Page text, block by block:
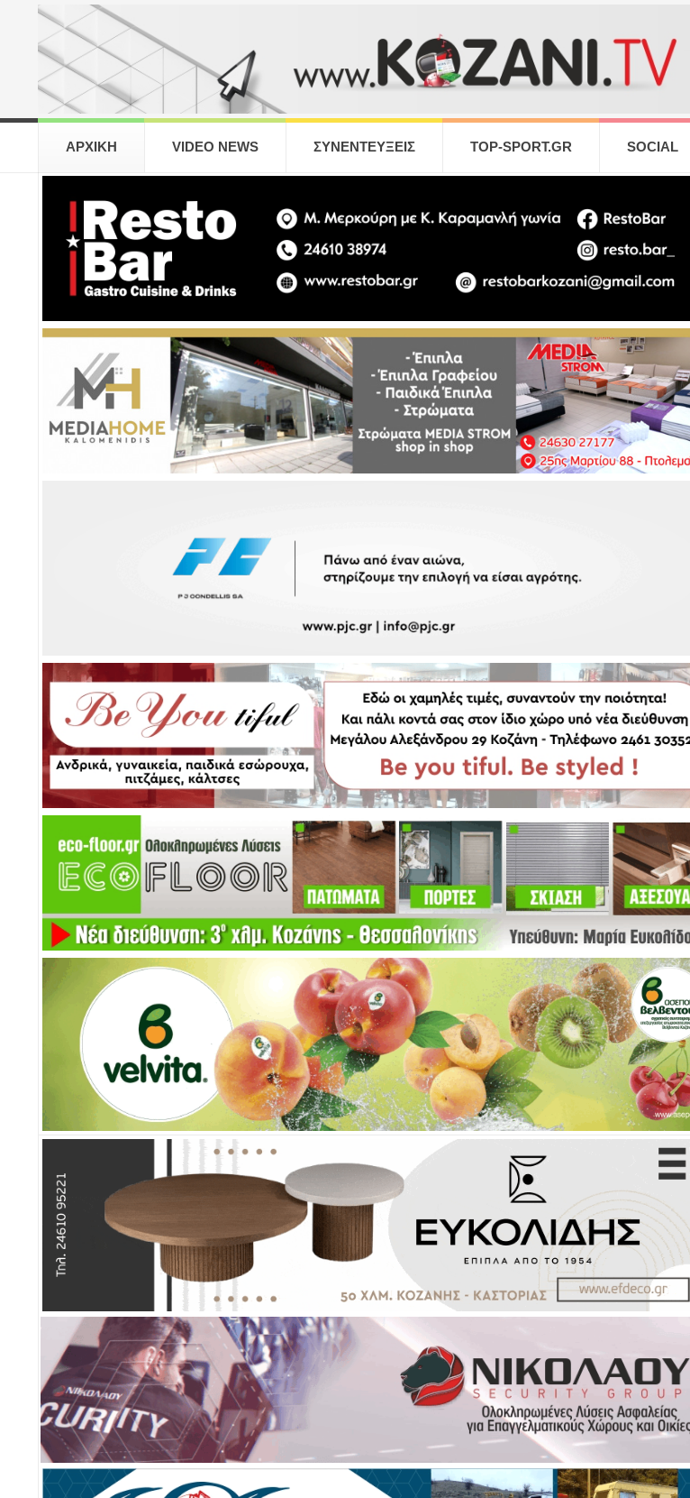
ΑΡΧΙΚΗ VIDEO NEWS ΣΥΝΕΝΤΕΥΞΕΙΣ TOP-SPORT.GR SOCIAL